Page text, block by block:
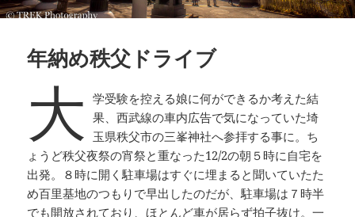
年納め秩父ドライブ
大 学受験を控える娘に何ができるか考えた結
果、西武線の車内広告で気になっていた埼
玉県秩父市の三峯神社へ参拝する事に。ち
ょうど秩父夜祭の宵祭と重なった12/2の朝５時に自宅を
出発。８時に開く駐車場はすぐに埋まると聞いていたた
め百里基地のつもりで早出したのだが、駐車場は７時半
でも開放されており、ほとんど車が居らず拍子抜け。一